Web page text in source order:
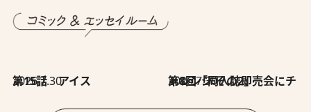
2026.7.30
第15話 アイス 2026.7.30
第8回「同人誌即売会にチャレンジ その2」